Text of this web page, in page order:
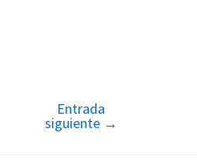
Entrada
siguiente →